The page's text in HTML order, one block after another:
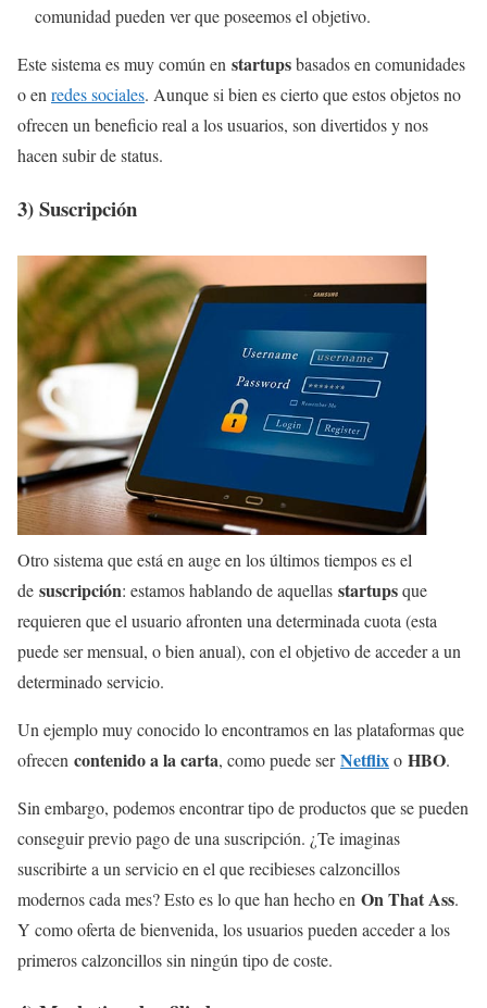
comunidad pueden ver que poseemos el objetivo.
Este sistema es muy común en startupsbasados en comunidades
o en redes sociales. Aunque si bien es cierto que estos objetos no
ofrecen un beneficio real a los usuarios, son divertidos y nos
hacen subir de status.
3) Suscripción
Otro sistema que está en auge en los últimos tiempos es el
de suscripción: estamos hablando de aquellas startupsque
requieren que el usuario afronten una determinada cuota (esta
puede ser mensual, o bien anual), con el objetivo de acceder a un
determinado servicio.
Un ejemplo muy conocido lo encontramos en las plataformas que
ofrecen contenido a la carta, como puede serNetflixo HBO.
Sin embargo, podemos encontrar tipo de productos que se pueden
conseguir previo pago de una suscripción. ¿Te imaginas
suscribirte a un servicio en el que recibieses calzoncillos
modernos cada mes? Esto es lo que han hecho en On That Ass.
Y como oferta de bienvenida, los usuarios pueden acceder a los
primeros calzoncillos sin ningún tipo de coste.